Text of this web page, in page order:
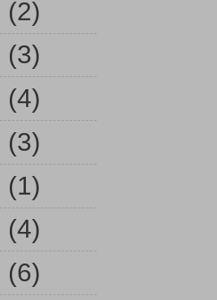
(2)
(3)
(4)
(3)
(1)
(4)
(6)